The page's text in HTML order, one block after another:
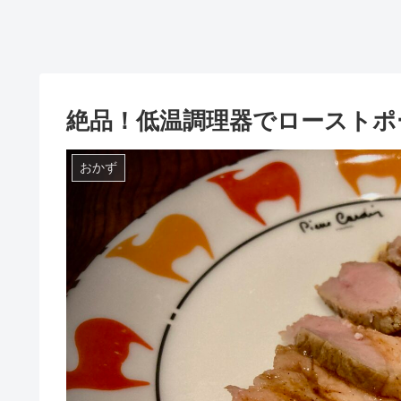
絶品！低温調理器でロースト
おかず